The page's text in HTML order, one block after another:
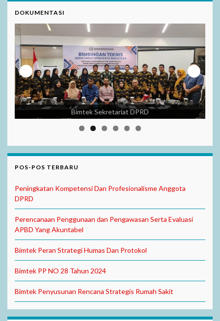
DOKUMENTASI
Bimtek Sekretariat DPRD
POS-POS TERBARU
Peningkatan Kompetensi Dan Profesionalisme Anggota
DPRD
Perencanaan Penggunaan dan Pengawasan Serta Evaluasi
APBD Yang Akuntabel
Bimtek Peran Strategi Humas Dan Protokol
Bimtek PP NO 28 Tahun 2024
Bimtek Penyusunan Rencana Strategis Rumah Sakit